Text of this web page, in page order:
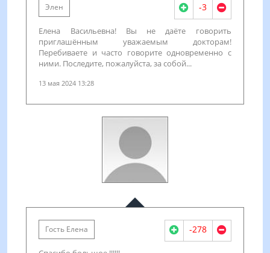
Элен -3
Елена Васильевна! Вы не даёте говорить
приглашённым уважаемым докторам!
Перебиваете и часто говорите одновременно с
ними. Последите, пожалуйста, за собой...
13 мая 2024 13:28
Гость Елена -278